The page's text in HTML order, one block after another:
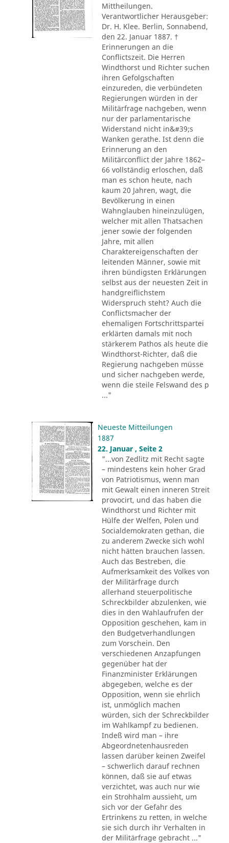
Mittheilungen.
Verantwortlicher Herausgeber:
Dr. H. Klee. Berlin, Sonnabend,
den 22. Januar 1887. †
Erinnerungen an die
Conflictszeit. Die Herren
Windthorst und Richter suchen
ihren Gefolgschaften
einzureden, die verbündeten
Regierungen würden in der
Militärfrage nachgeben, wenn
nur der parlamentarische
Widerstand nicht in&#39;s
Wanken gerathe. Ist denn die
Erinnerung an den
Militärconflict der Jahre 1862–
66 vollständig erloschen, daß
man es schon heute, nach
kaum 20 Jahren, wagt, die
Bevölkerung in einen
Wahnglauben hineinzulügen,
welcher mit allen Thatsachen
jener sowie der folgenden
Jahre, mit allen
Charaktereigenschaften der
leitenden Männer, sowie mit
ihren bündigsten Erklärungen
selbst aus der neuesten Zeit in
handgreiflichstem
Widerspruch steht? Auch die
Conflictsmacher der
ehemaligen Fortschrittspartei
erklärten damals mit noch
stärkerem Pathos als heute die
Windthorst-Richter, daß die
Regierung nachgeben müsse
und sicher nachgeben werde,
wenn die steile Felswand des p
..."
Neueste Mitteilungen
1887
22. Januar , Seite 2
"...von Zedlitz mit Recht sagte
– mindestens kein hoher Grad
von Patriotismus, wenn man
mit Gewalt einen inneren Streit
provocirt, und das haben die
Windthorst und Richter mit
Hülfe der Welfen, Polen und
Socialdemokraten gethan, die
zu anderem Zwecke sich wohl
nicht hätten brauchen lassen.
Auch das Bestreben, die
Aufmerksamkeit des Volkes von
der Militärfrage durch
allerhand steuerpolitische
Schreckbilder abzulenken, wie
dies in den Wahlaufrufen der
Opposition geschehen, kam in
den Budgetverhandlungen
zum Vorschein. Den
verschiedenen Anzapfungen
gegenüber hat der
Finanzminister Erklärungen
abgegeben, welche es der
Opposition, wenn sie ehrlich
ist, unmöglich machen
würden, sich der Schreckbilder
im Wahlkampf zu bedienen.
Indeß wird man – ihre
Abgeordnetenhausreden
lassen darüber keinen Zweifel
– schwerlich darauf rechnen
können, daß sie auf etwas
verzichtet, was auch nur wie
ein Strohhalm aussieht, um
sich vor der Gefahr des
Ertrinkens zu retten, in welche
sie sich durch ihr Verhalten in
der Militärfrage gebracht ..."